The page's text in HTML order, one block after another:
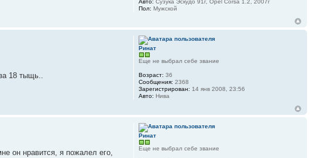
Авто: Сузука Эскудо 91г, Opel Corsa 1.2, 2007г
Пол: Мужской
18 тыщь..
Ринат
Еще не выбрал себе звание
Возраст: 36
Сообщения: 2368
Зарегистрирован: 14 янв 2008, 23:56
Авто: Нива
он нравится, я пожалел его,
Ринат
Еще не выбрал себе звание